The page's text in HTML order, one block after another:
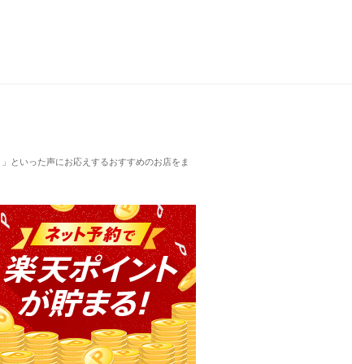
といった声にお応えするおすすめのお店をま